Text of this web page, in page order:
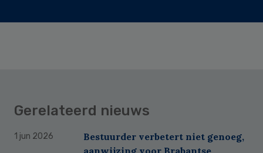
Gerelateerd nieuws
1 jun 2026
Bestuurder verbetert niet genoeg,
aanwijzing voor Brabantse